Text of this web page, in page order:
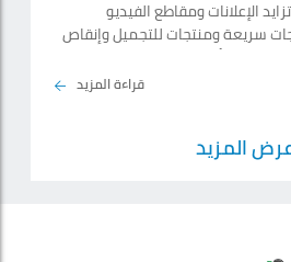
الإعلانات ومقاطع الفيديو
سريعة ومنتجات للتجميل وإنقاص
وحذر أطباء وصيادلة من تنامي
الصحية عبر مواقع
الأدوية المغشوشة أو المقلدة
قراءة المزيد
المزيد